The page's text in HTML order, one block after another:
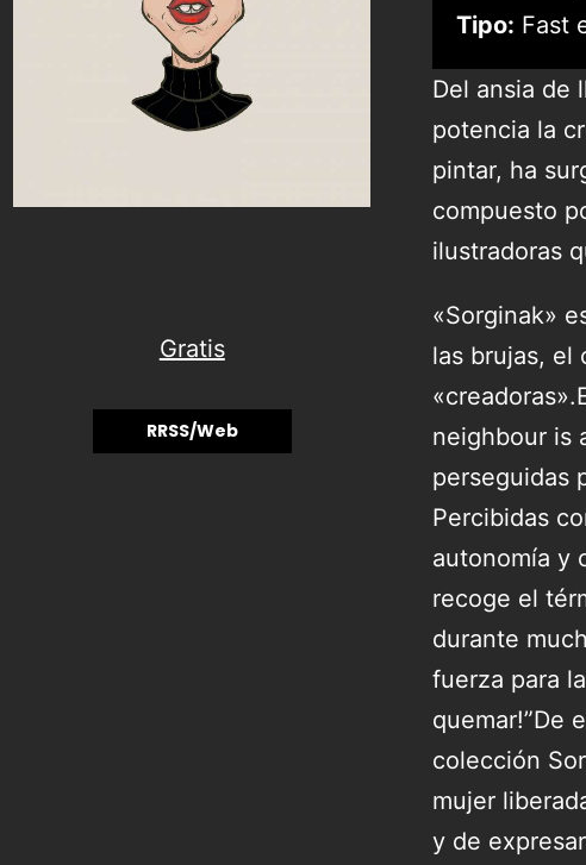
Gratis
RRSS/Web
Tipo: Fast
Del ansia de
potencia la
pintar, ha
compuesto
ilustradoras
«Sorginak»
las brujas, el
neighbour is
perseguidas
Percibidas
autonomía y
recoge el
durante
fuerza para
quemar!”De
colección
mujer
y de